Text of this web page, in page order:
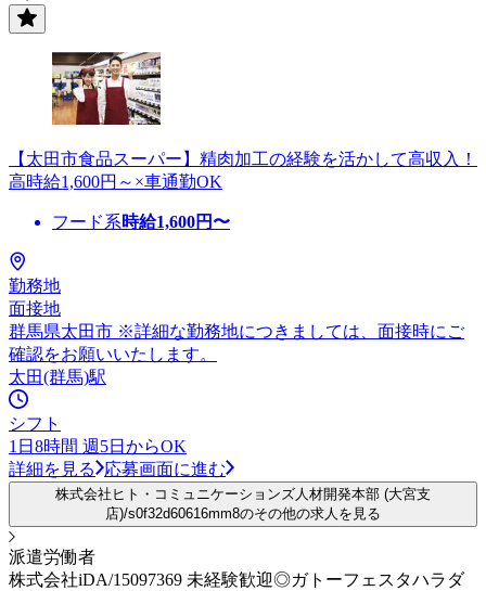
【太田市食品スーパー】精肉加工の経験を活かして高収入！
高時給1,600円～×車通勤OK
フード系時給1,600円〜
勤務地
面接地
群馬県太田市 ※詳細な勤務地につきましては、面接時にご
確認をお願いいたします。
太田(群馬)駅
シフト
1日8時間 週5日からOK
詳細を見る
応募画面に進む
株式会社ヒト・コミュニケーションズ人材開発本部 (大宮支
店)/s0f32d60616mm8のその他の求人を見る
派遣労働者
株式会社iDA/15097369 未経験歓迎◎ガトーフェスタハラダ